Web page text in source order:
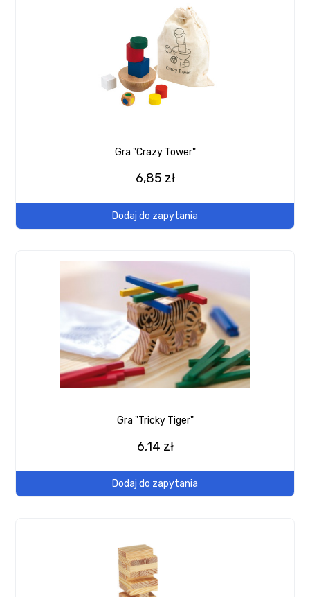
Gra "Crazy Tower"
6,85 zł
Dodaj do zapytania
Gra "Tricky Tiger"
6,14 zł
Dodaj do zapytania